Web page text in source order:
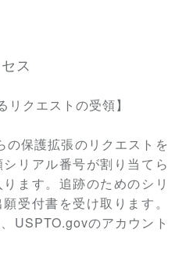
ス
クエストの受領】
保護拡張のリクエストを
リアル番号が割り当てら
ます。追跡のためのシリ
受付書を受け取ります。
USPTO.govのアカウント